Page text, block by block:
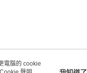
電腦的 cookie